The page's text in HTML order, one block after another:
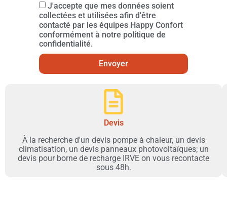
J'accepte que mes données soient
collectées et utilisées afin d'être
contacté par les équipes Happy Confort
conformément à notre politique de
confidentialité.
Envoyer
Devis
À la recherche d'un devis pompe à chaleur, un devis
climatisation, un devis panneaux photovoltaïques; un
devis pour borne de recharge IRVE on vous recontacte
sous 48h.